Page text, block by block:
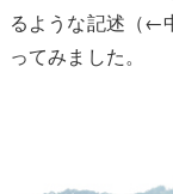
るような記述（←
ってみました。